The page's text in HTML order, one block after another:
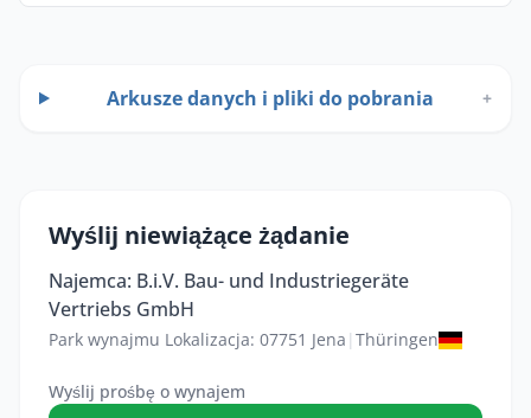
Arkusze danych i pliki do pobrania +
Wyślij niewiążące żądanie
Najemca: B.i.V. Bau- und Industriegeräte
Vertriebs GmbH
Park wynajmu Lokalizacja: 07751 Jena | Thüringen
Wyślij prośbę o wynajem